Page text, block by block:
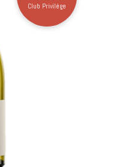
Club Privilège